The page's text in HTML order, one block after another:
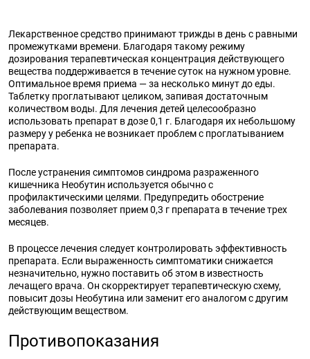
Лекарственное средство принимают трижды в день с равными
промежутками времени. Благодаря такому режиму
дозирования терапевтическая концентрация действующего
вещества поддерживается в течение суток на нужном уровне.
Оптимальное время приема — за несколько минут до еды.
Таблетку проглатывают целиком, запивая достаточным
количеством воды. Для лечения детей целесообразно
использовать препарат в дозе 0,1 г. Благодаря их небольшому
размеру у ребенка не возникает проблем с проглатыванием
препарата.
После устранения симптомов синдрома разраженного
кишечника Необутин используется обычно с
профилактическими целями. Предупредить обострение
заболевания позволяет прием 0,3 г препарата в течение трех
месяцев.
В процессе лечения следует контролировать эффективность
препарата. Если выраженность симптоматики снижается
незначительно, нужно поставить об этом в известность
лечащего врача. Он скорректирует терапевтическую схему,
повысит дозы Необутина или заменит его аналогом с другим
действующим веществом.
Противопоказания